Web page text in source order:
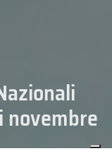
novembre